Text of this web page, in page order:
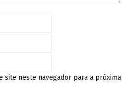
site neste navegador para a próxima